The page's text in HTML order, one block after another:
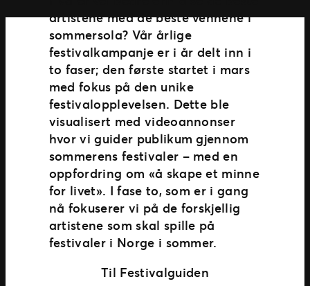
artistene med de beste vennene i
sommersola? Vår årlige
festivalkampanje er i år delt inn i
to faser; den første startet i mars
med fokus på den unike
festivalopplevelsen. Dette ble
visualisert med videoannonser
hvor vi guider publikum gjennom
sommerens festivaler – med en
oppfordring om «å skape et minne
for livet». I fase to, som er i gang
nå fokuserer vi på de forskjellig
artistene som skal spille på
festivaler i Norge i sommer.
Til Festivalguiden